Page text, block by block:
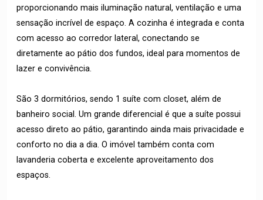
proporcionando mais iluminação natural, ventilação e uma
sensação incrível de espaço. A cozinha é integrada e conta
com acesso ao corredor lateral, conectando se
diretamente ao pátio dos fundos, ideal para momentos de
lazer e convivência.
São 3 dormitórios, sendo 1 suíte com closet, além de
banheiro social. Um grande diferencial é que a suíte possui
acesso direto ao pátio, garantindo ainda mais privacidade e
conforto no dia a dia. O imóvel também conta com
lavanderia coberta e excelente aproveitamento dos
espaços.